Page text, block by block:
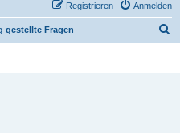
Anmelden
Registrieren
gestellte Fragen